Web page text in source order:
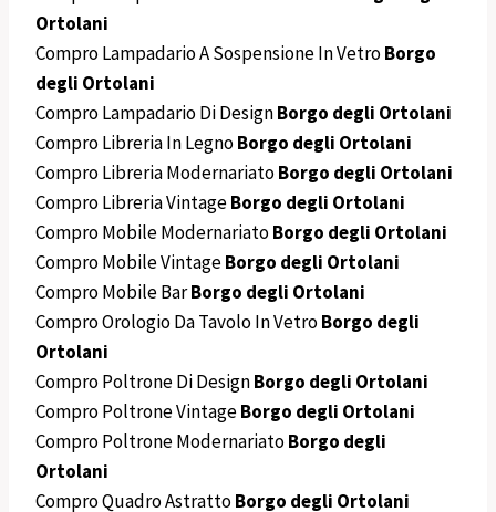
Ortolani
Compro Lampadario A Sospensione In VetroBorgo
degli Ortolani
Compro Lampadario Di DesignBorgo degli Ortolani
Compro Libreria In LegnoBorgo degli Ortolani
Compro Libreria ModernariatoBorgo degli Ortolani
Compro Libreria VintageBorgo degli Ortolani
Compro Mobile ModernariatoBorgo degli Ortolani
Compro Mobile VintageBorgo degli Ortolani
Compro Mobile BarBorgo degli Ortolani
Compro Orologio Da Tavolo In VetroBorgo degli
Ortolani
Compro Poltrone Di DesignBorgo degli Ortolani
Compro Poltrone VintageBorgo degli Ortolani
Compro Poltrone ModernariatoBorgo degli
Ortolani
Compro Quadro AstrattoBorgo degli Ortolani